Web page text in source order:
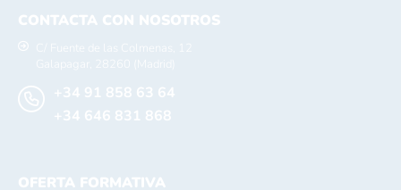
CONTACTA CON NOSOTROS
C/ Fuente de las Colmenas, 12
Galapagar, 28260 (Madrid)
+34 91 858 63 64
+34 646 831 868
OFERTA FORMATIVA